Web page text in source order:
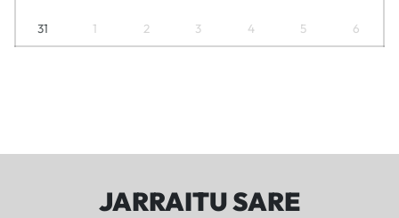
31 1 2 3 4 5 6
JARRAITU SARE